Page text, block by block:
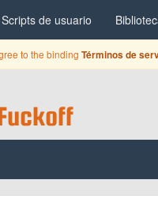
Scripts de usuario
to the bindingTérminos de